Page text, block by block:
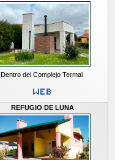
Dentro del Complejo Termal
REFUGIO DE LUNA